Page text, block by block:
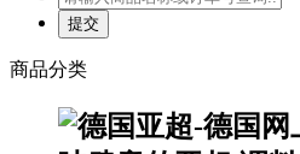
商品分类